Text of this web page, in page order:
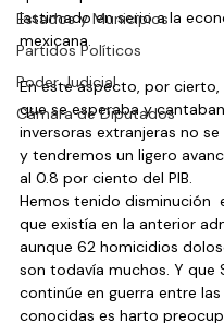
Estados y Municipios
Partidos Políticos
Poder Judicial
Cámara de Diputados
lastimado en serio a la
mexicana.
En este aspecto, por cierto,
que se esperaba y
inversoras extranjeras no
y tendremos un ligero
al 0.8 por ciento del PIB.
Hemos tenido disminución
que existía en la anterior
aunque 62 homicidios
son todavía muchos. Y que
continúe en guerra entre
conocidas es harto